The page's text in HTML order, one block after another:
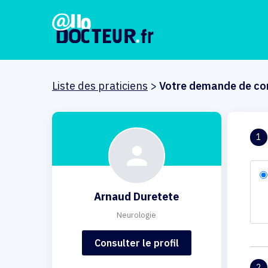
Liste des praticiens > Votre demande de
Arnaud Duretete
Neurologie
Consulter le profil
1